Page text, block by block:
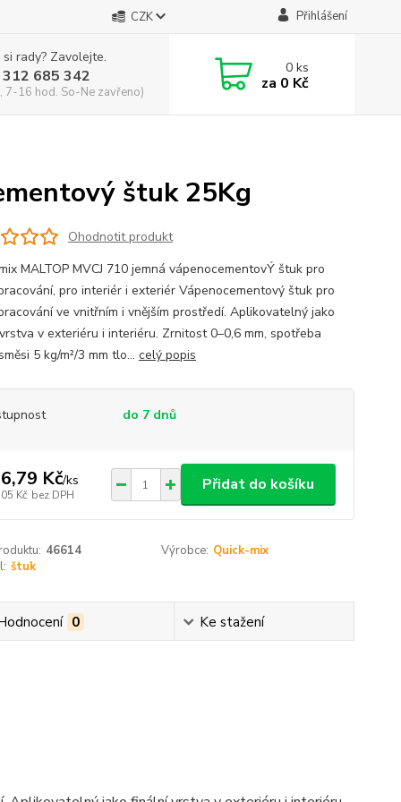
CZK Přihlášení
rady? Zavolejte.
685 342
7-16 hod. So-Ne zavřeno)
0ks
za 0 Kč
štuk 25Kg
Ohodnotit produkt
MALTOP MVCJ 710 jemná vápenocementovÝ štuk pro
pro interiér i exteriér Vápenocementový štuk pro
ve vnitřním i vnějším prostředí. Aplikovatelný jako
v exteriéru i interiéru. Zrnitost 0–0,6 mm, spotřeba
5 kg/m²/3 mm tlo... celý popis
do 7 dnů
Kč/ks
Kč bez DPH
Přidat do košíku
46614 Výrobce: Quick-mix
štuk
0 Ke stažení